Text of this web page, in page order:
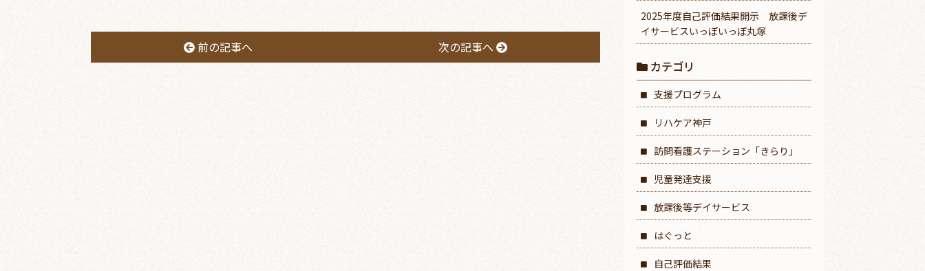
前の記事へ 次の記事へ
2025年度自己評価結果開示 放課後デ
イサービスいっぽいっぽ丸塚
カテゴリ
支援プログラム
リハケア神戸
訪問看護ステーション「きらり」
児童発達支援
放課後等デイサービス
はぐっと
自己評価結果